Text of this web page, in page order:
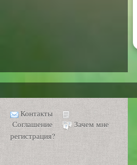
Контакты
Соглашение
Зачем мне
регистрация?